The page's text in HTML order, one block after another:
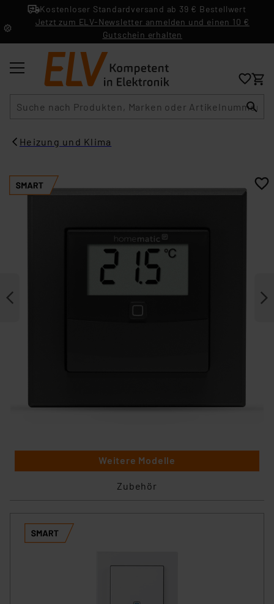
Kostenloser Standardversand ab 39 € Bestellwert
Jetzt zum ELV-Newsletter anmelden und einen 10 €
Gutschein erhalten
Heizung und Klima
Weitere Modelle
Zubehör